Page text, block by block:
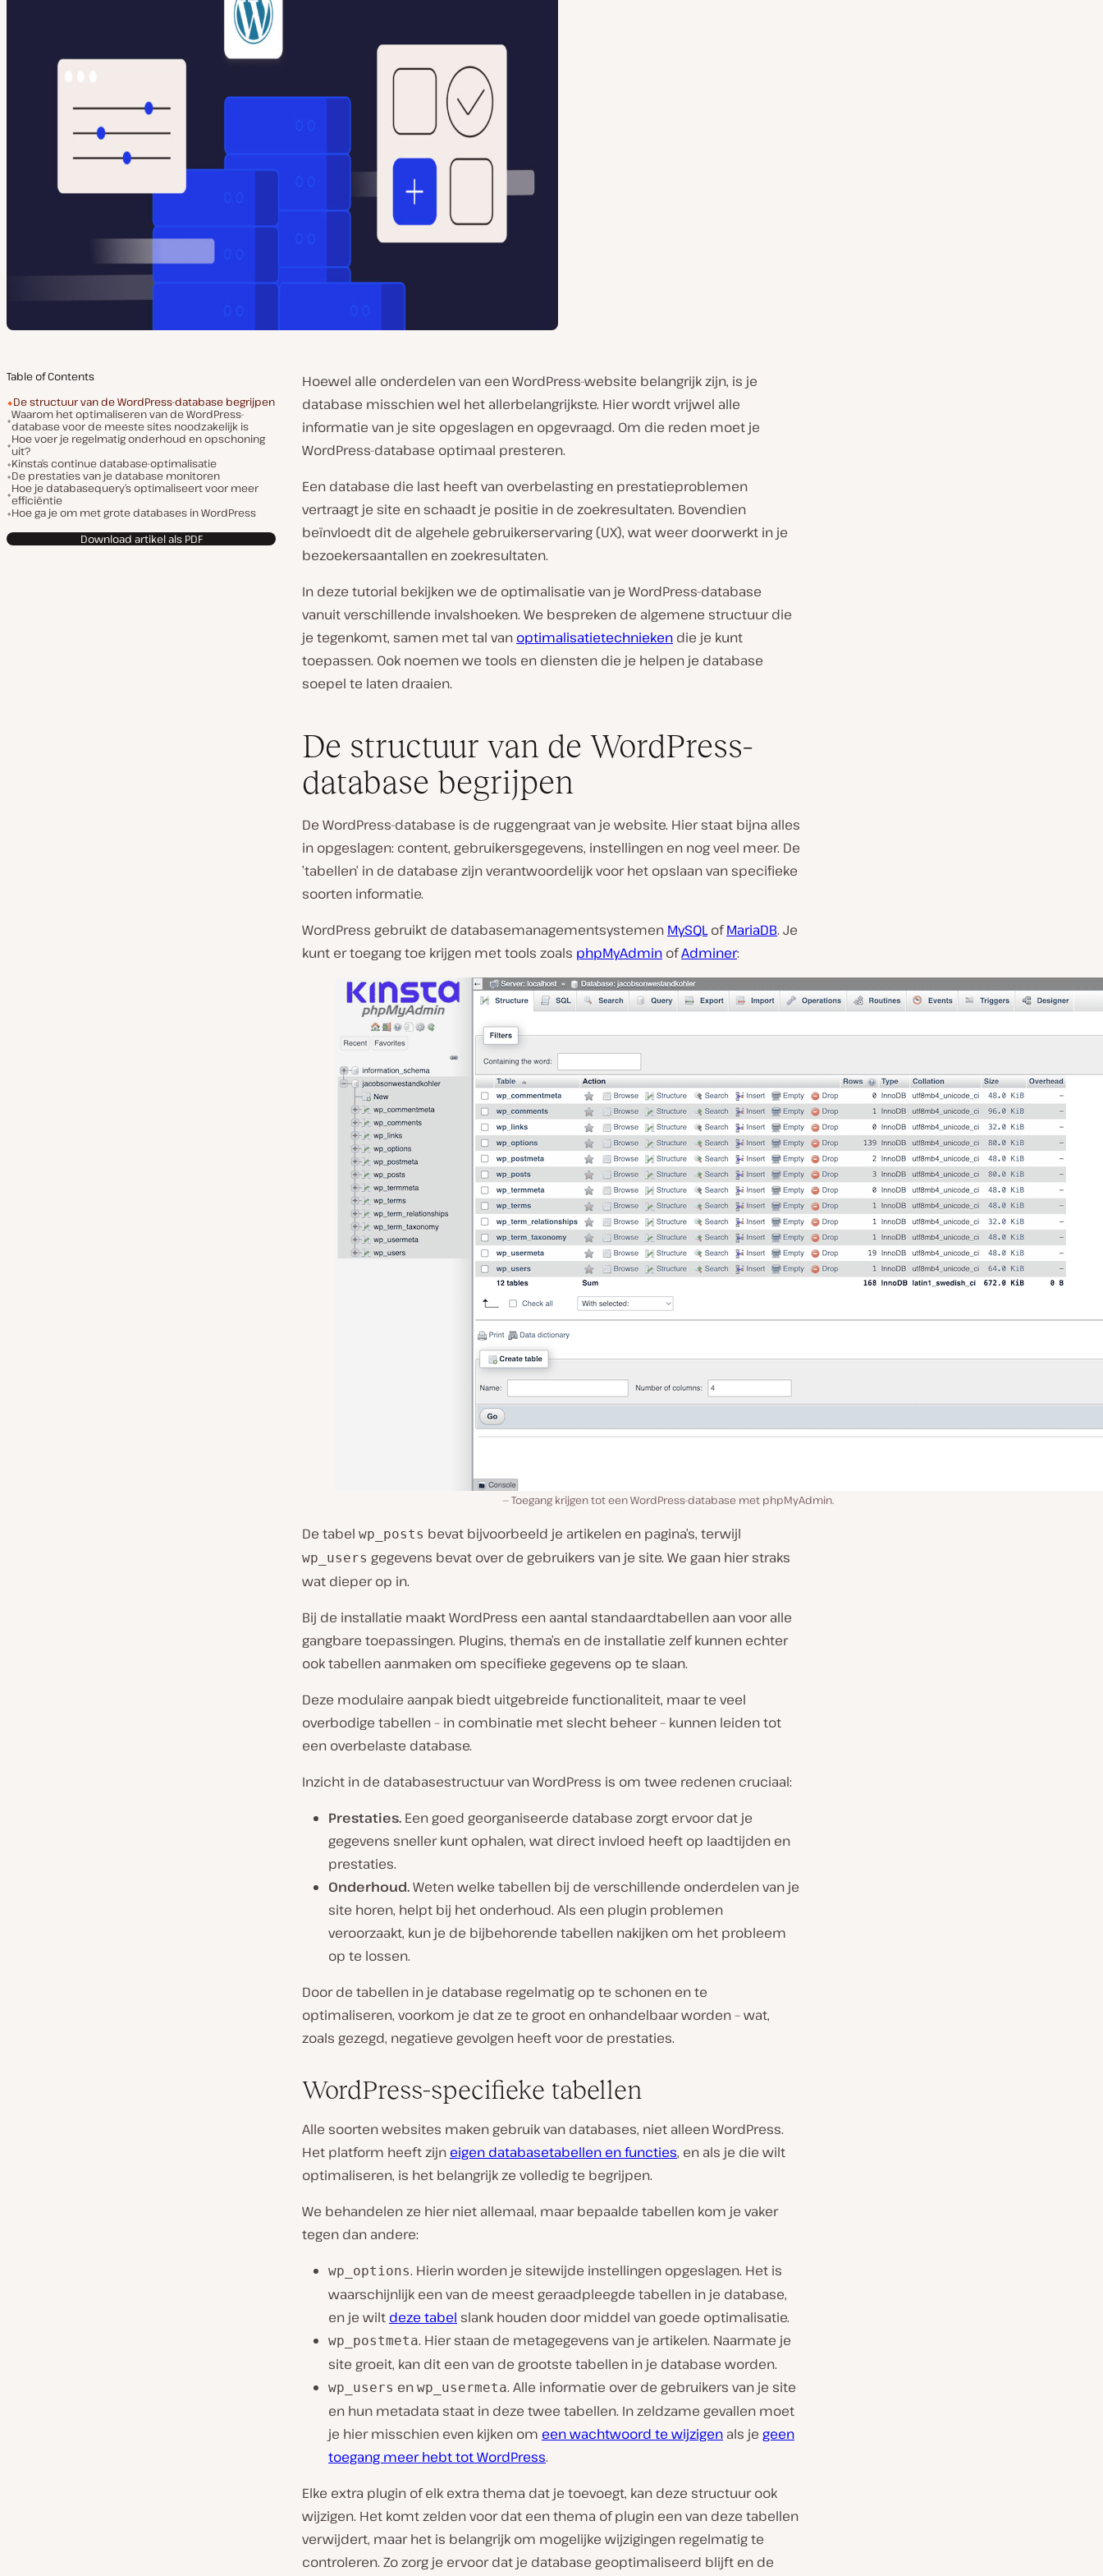
Table of Contents
De structuur van de WordPress-database begrijpen
Waarom het optimaliseren van de WordPress-
database voor de meeste sites noodzakelijk is
Hoe voer je regelmatig onderhoud en opschoning
uit?
Kinsta’s continue database-optimalisatie
De prestaties van je database monitoren
Hoe je databasequery’s optimaliseert voor meer
efficiëntie
Hoe ga je om met grote databases in WordPress
Download artikel als PDF
Hoewel alle onderdelen van een WordPress-website belangrijk zijn, is je
database misschien wel het allerbelangrijkste. Hier wordt vrijwel alle
informatie van je site opgeslagen en opgevraagd. Om die reden moet je
WordPress-database optimaal presteren.
Een database die last heeft van overbelasting en prestatieproblemen
vertraagt je site en schaadt je positie in de zoekresultaten. Bovendien
beïnvloedt dit de algehele gebruikerservaring (UX), wat weer doorwerkt in je
bezoekersaantallen en zoekresultaten.
In deze tutorial bekijken we de optimalisatie van je WordPress-database
vanuit verschillende invalshoeken. We bespreken de algemene structuur die
je tegenkomt, samen met tal van optimalisatietechnieken die je kunt
toepassen. Ook noemen we tools en diensten die je helpen je database
soepel te laten draaien.
De structuur van de WordPress-
database begrijpen
De WordPress-database is de ruggengraat van je website. Hier staat bijna alles
in opgeslagen: content, gebruikersgegevens, instellingen en nog veel meer. De
’tabellen’ in de database zijn verantwoordelijk voor het opslaan van specifieke
soorten informatie.
WordPress gebruikt de databasemanagementsystemen MySQLofMariaDB. Je
kunt er toegang toe krijgen met tools zoals phpMyAdmin ofAdminer:
Toegang krijgen tot een WordPress-database met phpMyAdmin.
De tabel wp_posts bevat bijvoorbeeld je artikelen en pagina’s, terwijl
wp_users gegevens bevat over de gebruikers van je site. We gaan hier straks
wat dieper op in.
Bij de installatie maakt WordPress een aantal standaardtabellen aan voor alle
gangbare toepassingen. Plugins, thema’s en de installatie zelf kunnen echter
ook tabellen aanmaken om specifieke gegevens op te slaan.
Deze modulaire aanpak biedt uitgebreide functionaliteit, maar te veel
overbodige tabellen – in combinatie met slecht beheer – kunnen leiden tot
een overbelaste database.
Inzicht in de databasestructuur van WordPress is om twee redenen cruciaal:
Prestaties. Een goed georganiseerde database zorgt ervoor dat je
gegevens sneller kunt ophalen, wat direct invloed heeft op laadtijden en
prestaties.
Onderhoud.Weten welke tabellen bij de verschillende onderdelen van je
site horen, helpt bij het onderhoud. Als een plugin problemen
veroorzaakt, kun je de bijbehorende tabellen nakijken om het probleem
op te lossen.
Door de tabellen in je database regelmatig op te schonen en te
optimaliseren, voorkom je dat ze te groot en onhandelbaar worden – wat,
zoals gezegd, negatieve gevolgen heeft voor de prestaties.
WordPress-specifieke tabellen
Alle soorten websites maken gebruik van databases, niet alleen WordPress.
Het platform heeft zijn eigen databasetabellen en functies, en als je die wilt
optimaliseren, is het belangrijk ze volledig te begrijpen.
We behandelen ze hier niet allemaal, maar bepaalde tabellen kom je vaker
tegen dan andere:
wp_options. Hierin worden je sitewijde instellingen opgeslagen. Het is
waarschijnlijk een van de meest geraadpleegde tabellen in je database,
en je wilt deze tabel slank houden door middel van goede optimalisatie.
wp_postmeta. Hier staan de metagegevens van je artikelen. Naarmate je
site groeit, kan dit een van de grootste tabellen in je database worden.
wp_users en wp_usermeta. Alle informatie over de gebruikers van je site
en hun metadata staat in deze twee tabellen. In zeldzame gevallen moet
je hier misschien even kijken om een wachtwoord te wijzigen als je geen
toegang meer hebt tot WordPress.
Elke extra plugin of elk extra thema dat je toevoegt, kan deze structuur ook
wijzigen. Het komt zelden voor dat een thema of plugin een van deze tabellen
verwijdert, maar het is belangrijk om mogelijke wijzigingen regelmatig te
controleren. Zo zorg je ervoor dat je database geoptimaliseerd blijft en de